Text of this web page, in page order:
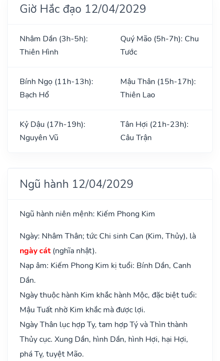
Giờ Hắc đạo 12/04/2029
Nhâm Dần (3h-5h):
Thiên Hình
Quý Mão (5h-7h): Chu
Tước
Bính Ngọ (11h-13h):
Bạch Hổ
Mậu Thân (15h-17h):
Thiên Lao
Kỷ Dậu (17h-19h):
Nguyên Vũ
Tân Hợi (21h-23h):
Câu Trận
Ngũ hành 12/04/2029
Ngũ hành niên mệnh: Kiếm Phong Kim
Ngày: Nhâm Thân; tức Chi sinh Can (Kim, Thủy), là
ngày cát(nghĩa nhật).
Nạp âm: Kiếm Phong Kim kị tuổi: Bính Dần, Canh
Dần.
Ngày thuộc hành Kim khắc hành Mộc, đặc biệt tuổi:
Mậu Tuất nhờ Kim khắc mà được lợi.
Ngày Thân lục hợp Tỵ, tam hợp Tý và Thìn thành
Thủy cục. Xung Dần, hình Dần, hình Hợi, hại Hợi,
phá Tỵ, tuyệt Mão.